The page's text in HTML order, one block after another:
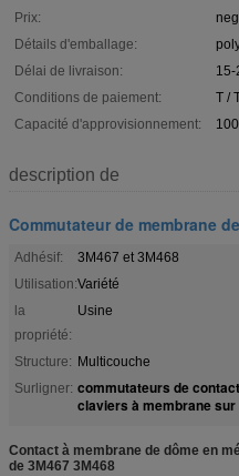
Prix:
Détails d'emballage:
Délai de livraison:
15-
Conditions de paiement:
T /
Capacité d'approvisionnement:
description de
Commutateur de membrane
Adhésif:
3M467 et 3M468
Utilisation:Variété
la
propriété:
Usine
Structure: Multicouche
Surligner: commutateurs de
claviers à membrane
Contact à membrane de dôme en
de 3M467 3M468